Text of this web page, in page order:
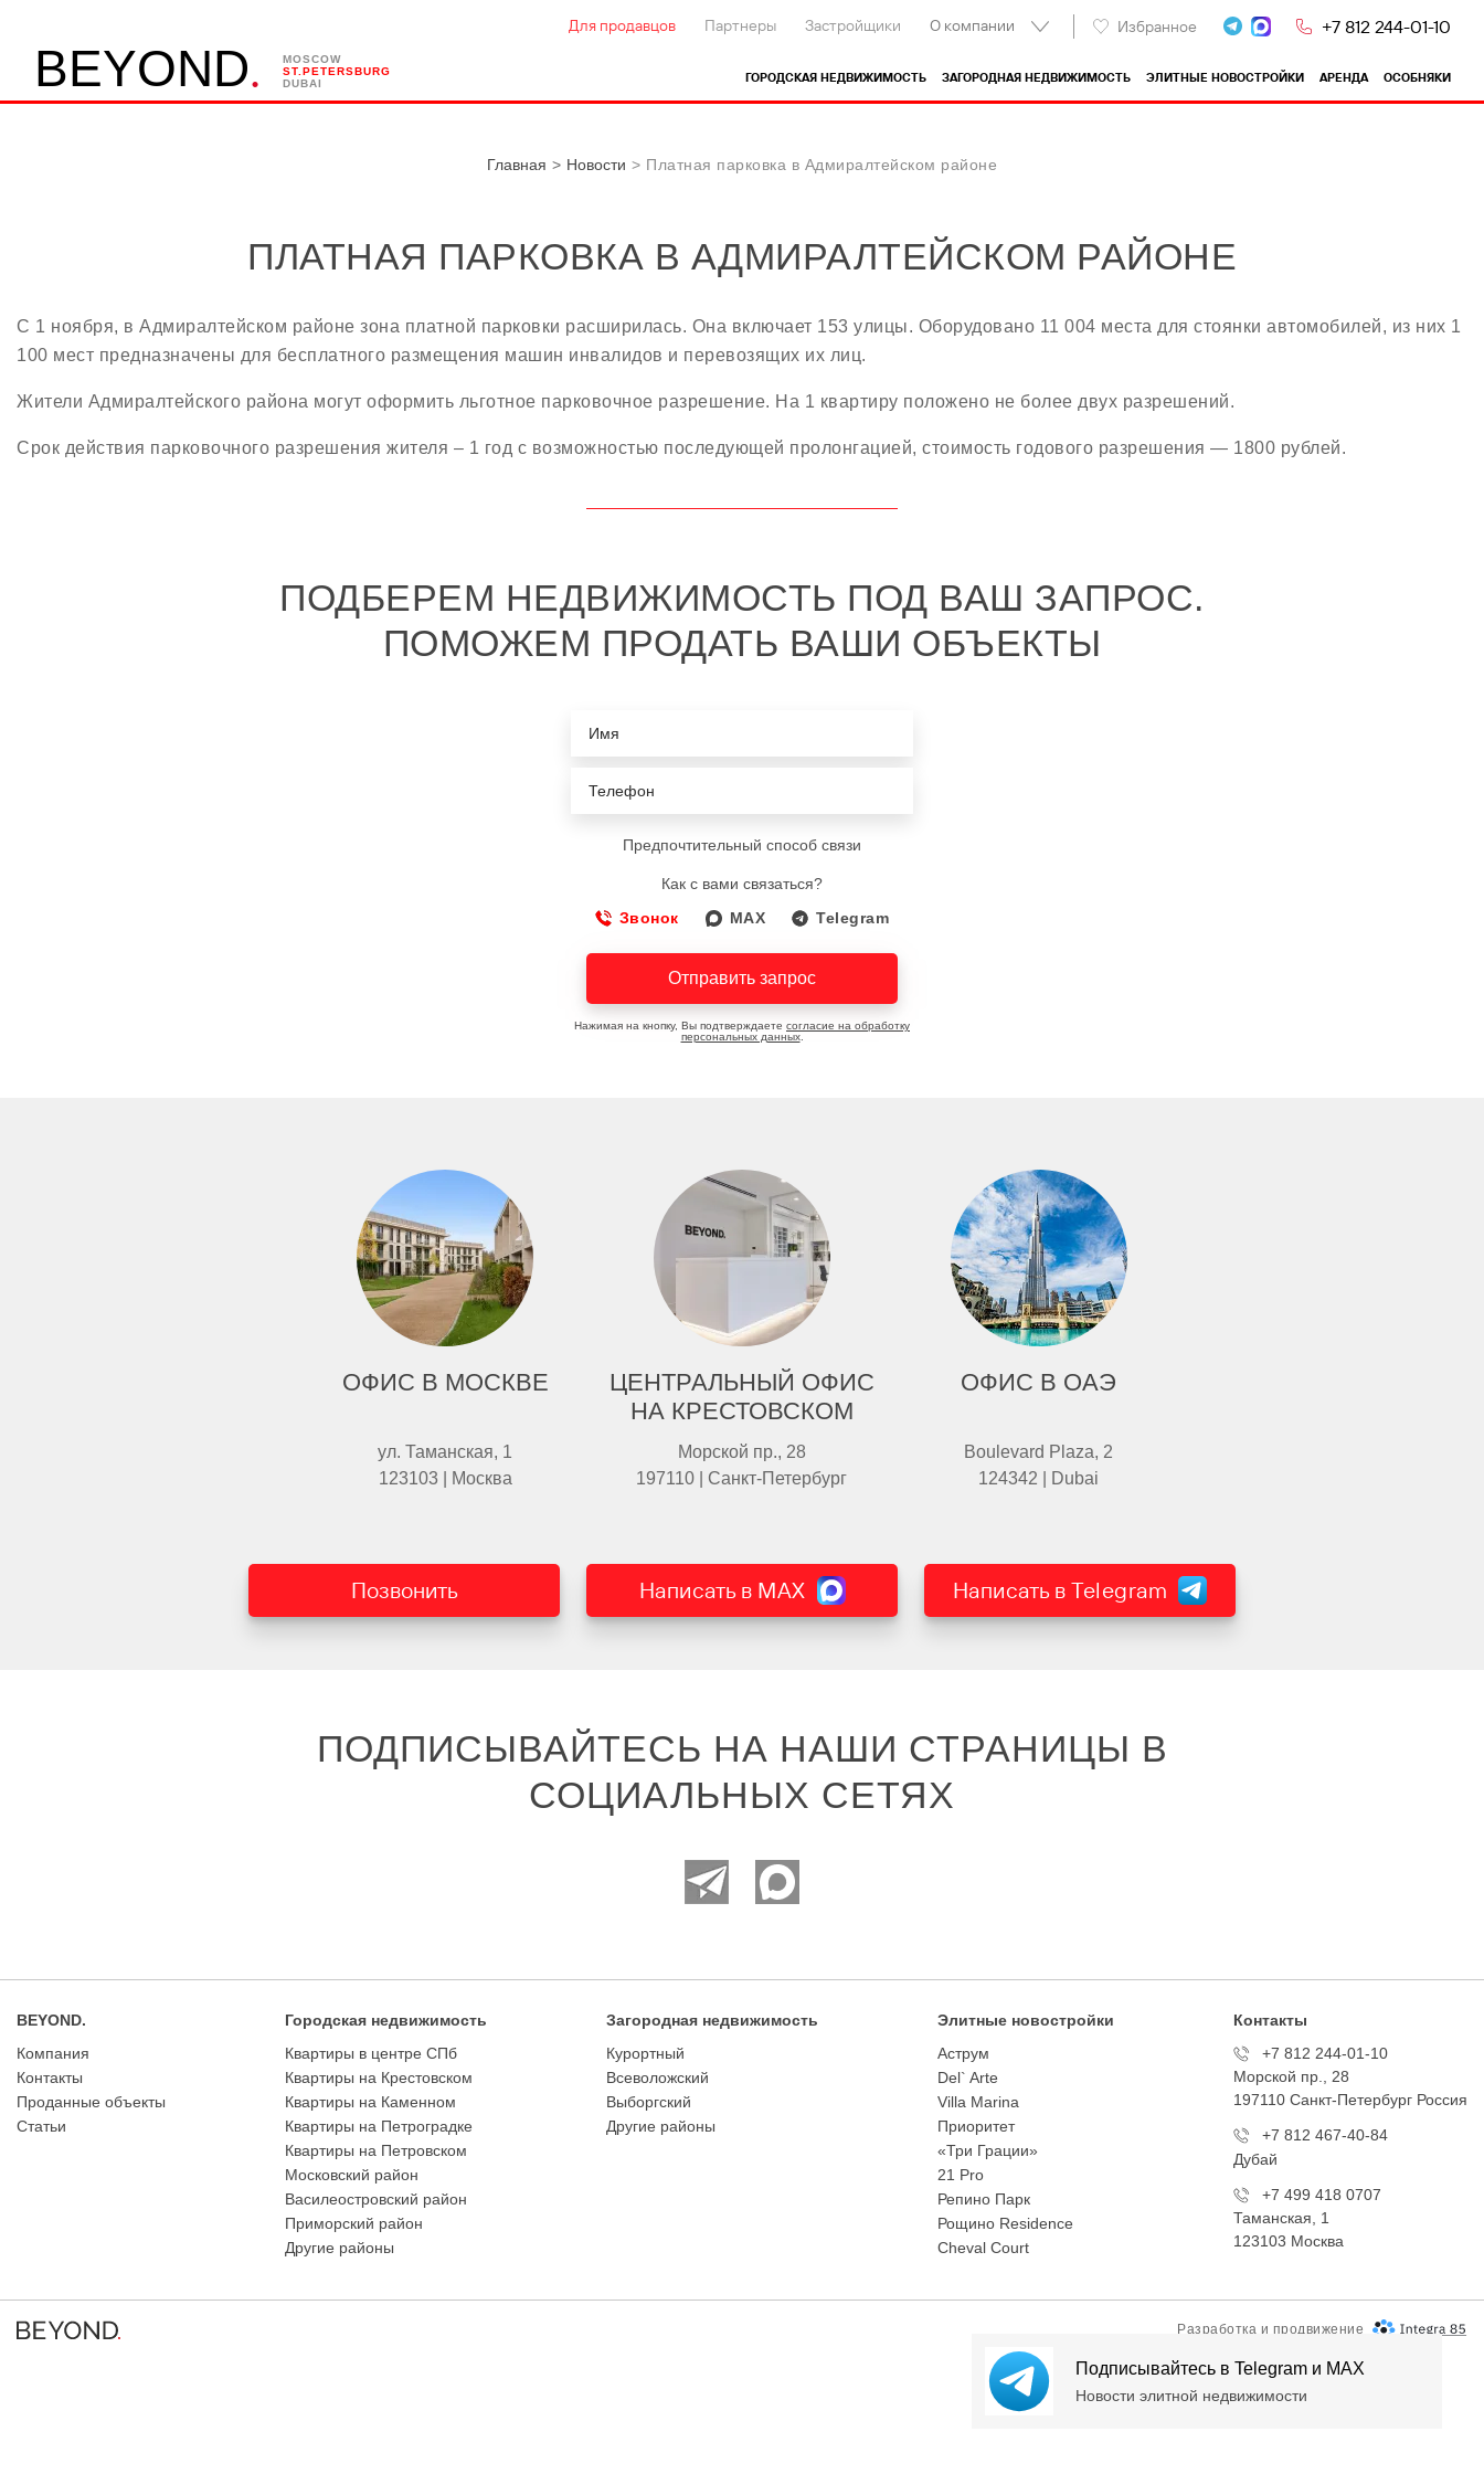
Для продавцов Партнеры Застройщики О компании Избранное +7 812 244-01-10
ГОРОДСКАЯ НЕДВИЖИМОСТЬ ЗАГОРОДНАЯ НЕДВИЖИМОСТЬ ЭЛИТНЫЕ НОВОСТРОЙКИ АРЕНДА ОСОБНЯКИ
BEYOND.
MOSCOW
ST.PETERSBURG
DUBAI
Главная Новости Платная парковка в Адмиралтейском районе
ПЛАТНАЯ ПАРКОВКА В АДМИРАЛТЕЙСКОМ РАЙОНЕ
С 1 ноября, в Адмиралтейском районе зона платной парковки расширилась. Она включает 153 улицы. Оборудовано 11 004 места для стоянки автомобилей, из них 1
100 мест предназначены для бесплатного размещения машин инвалидов и перевозящих их лиц.
Жители Адмиралтейского района могут оформить льготное парковочное разрешение. На 1 квартиру положено не более двух разрешений.
Срок действия парковочного разрешения жителя – 1 год с возможностью последующей пролонгацией, стоимость годового разрешения — 1800 рублей.
ПОДБЕРЕМ НЕДВИЖИМОСТЬ ПОД ВАШ ЗАПРОС.
ПОМОЖЕМ ПРОДАТЬ ВАШИ ОБЪЕКТЫ
Предпочтительный способ связи
Как с вами связаться?
Звонок
MAX Telegram
Отправить запрос
Нажимая на кнопку, Вы подтверждаете согласие на обработку
персональных данных.
ОФИС В МОСКВЕ
ул. Таманская, 1
123103 | Москва
ЦЕНТРАЛЬНЫЙ ОФИС
НА КРЕСТОВСКОМ
Морской пр., 28
197110 | Санкт-Петербург
ОФИС В ОАЭ
Boulevard Plaza, 2
124342 | Dubai
Позвонить Написать в MAX Написать в Telegram
ПОДПИСЫВАЙТЕСЬ НА НАШИ СТРАНИЦЫ В
СОЦИАЛЬНЫХ СЕТЯХ
BEYOND.
Компания
Контакты
Проданные объекты
Статьи
Городская недвижимость
Квартиры в центре СПб
Квартиры на Крестовском
Квартиры на Каменном
Квартиры на Петроградке
Квартиры на Петровском
Московский район
Василеостровский район
Приморский район
Другие районы
Загородная недвижимость
Курортный
Всеволожский
Выборгский
Другие районы
Элитные новостройки
Аструм
Del` Arte
Villa Marina
Приоритет
«Три Грации»
21 Pro
Репино Парк
Рощино Residence
Cheval Court
Контакты
+7 812 244-01-10
Морской пр., 28
197110 Санкт-Петербург Росcия
+7 812 467-40-84
Дубай
+7 499 418 0707
Таманская, 1
123103 Москва
Разработка и продвижение
Подписывайтесь в Telegram и MAX
Новости элитной недвижимости